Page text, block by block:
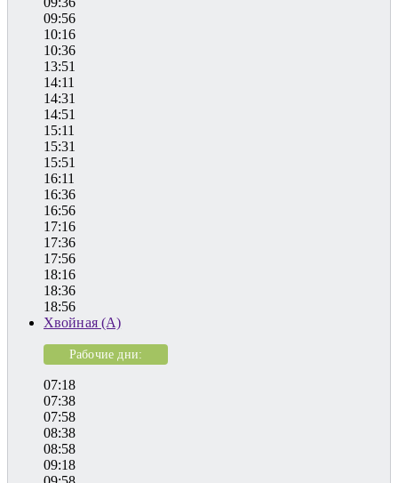
09:56
10:16
10:36
13:51
14:11
14:31
14:51
15:11
15:31
15:51
16:11
16:36
16:56
17:16
17:36
17:56
18:16
18:36
18:56
Хвойная (А)
Рабочие дни:
07:18
07:38
07:58
08:38
08:58
09:18